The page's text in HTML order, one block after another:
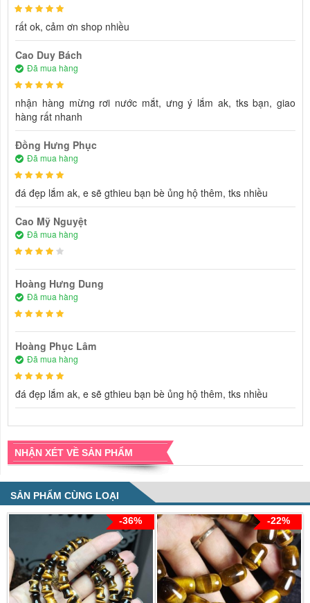
rất ok, cảm ơn shop nhiều
Cao Duy Bách
Đã mua hàng
nhận hàng mừng rơi nước mắt, ưng ý lắm ak, tks bạn, giao
hàng rất nhanh
Đồng Hưng Phục
Đã mua hàng
đá đẹp lắm ak, e sẽ gthieu bạn bè ủng hộ thêm, tks nhiều
Cao Mỹ Nguyệt
Đã mua hàng
Hoàng Hưng Dung
Đã mua hàng
Hoàng Phục Lâm
Đã mua hàng
đá đẹp lắm ak, e sẽ gthieu bạn bè ủng hộ thêm, tks nhiều
NHẬN XÉT VỀ SẢN PHẨM
SẢN PHẨM CÙNG LOẠI
-36% -22%